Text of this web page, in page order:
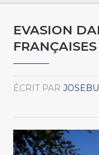
EVASION
FRANÇAISES
ÉCRIT PAR